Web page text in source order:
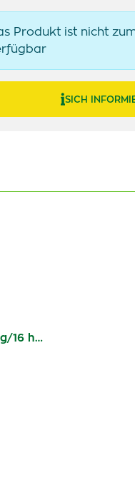
Produkt ist nicht
SICH
16 h…